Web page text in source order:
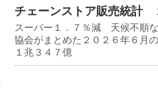
チェーンストア販売統計
スーパー１．７％減 天候不順
協会がまとめた２０２６年６月
１兆３４７億